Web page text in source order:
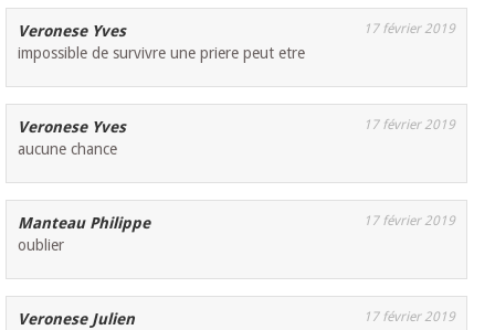
Veronese Yves 17 février 2019
impossible de survivre une priere peut etre
Veronese Yves 17 février 2019
aucune chance
Manteau Philippe 17 février 2019
oublier
Veronese Julien 17 février 2019